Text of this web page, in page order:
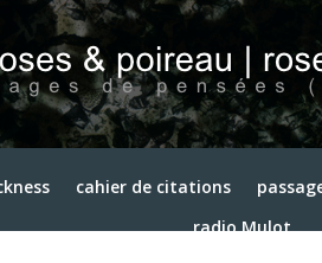
cahier de citations
radio Mulot